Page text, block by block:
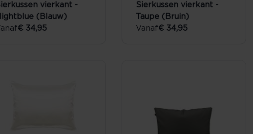
vierkant -
(Blauw)
€ 34,95
Sierkussen vierkant -
Taupe (Bruin)
Vanaf€ 34,95